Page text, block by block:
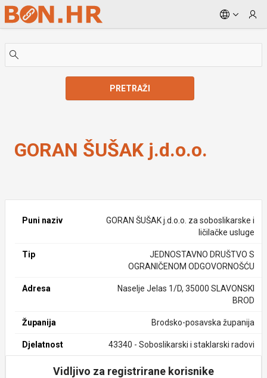
Skip to Main Content
PRETRAŽI
GORAN ŠUŠAK j.d.o.o.
Puni naziv
GORAN ŠUŠAK j.d.o.o. za soboslikarske i
ličilačke usluge
Tip
JEDNOSTAVNO DRUŠTVO S
OGRANIČENOM ODGOVORNOŠĆU
Adresa
Naselje Jelas 1/D, 35000 SLAVONSKI
BROD
Županija Brodsko-posavska županija
Djelatnost 43340 - Soboslikarski i staklarski radovi
Vidljivo za registrirane korisnike